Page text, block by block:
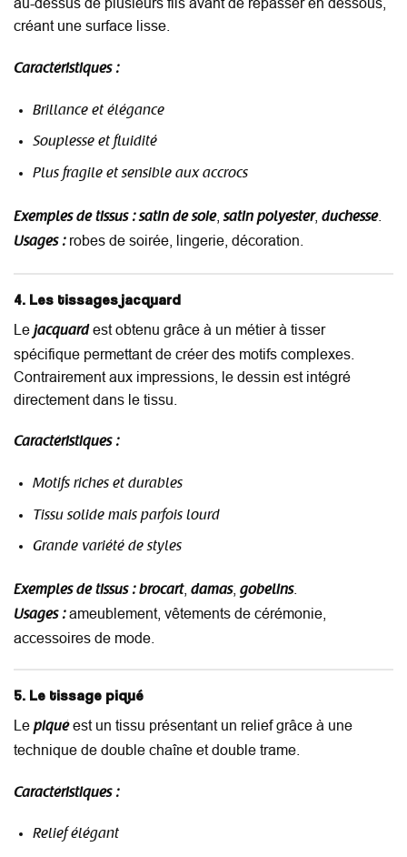
au-dessus de plusieurs fils avant de repasser en dessous,
créant une surface lisse.
Caractéristiques :
Brillance et élégance
Souplesse et fluidité
Plus fragile et sensible aux accrocs
Exemples de tissus : satin de soie,satin polyester, duchesse.
Usages :robes de soirée, lingerie, décoration.
4. Les tissages jacquard
Le jacquardest obtenu grâce à un métier à tisser
spécifique permettant de créer des motifs complexes.
Contrairement aux impressions, le dessin est intégré
directement dans le tissu.
Caractéristiques :
Motifs riches et durables
Tissu solide mais parfois lourd
Grande variété de styles
Exemples de tissus : brocart, damas, gobelins.
Usages :ameublement, vêtements de cérémonie,
accessoires de mode.
5. Le tissage piqué
Le piquéest un tissu présentant un relief grâce à une
technique de double chaîne et double trame.
Caractéristiques :
Relief élégant